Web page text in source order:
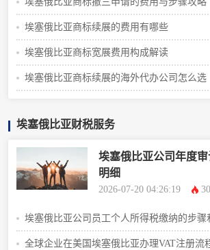
埃塞俄比亚商标续展的费用有哪些
埃塞俄比亚商标宽展费用构成解读
埃塞俄比亚商标续展的海外代办公司怎么选
埃塞俄比亚财税服务
埃塞俄比亚公司年度
明细
2026-07-20 04:26:19
埃塞俄比亚公司员工个人所得税缴纳的步骤
全球企业在美国埃塞俄比亚办理VAT注册流